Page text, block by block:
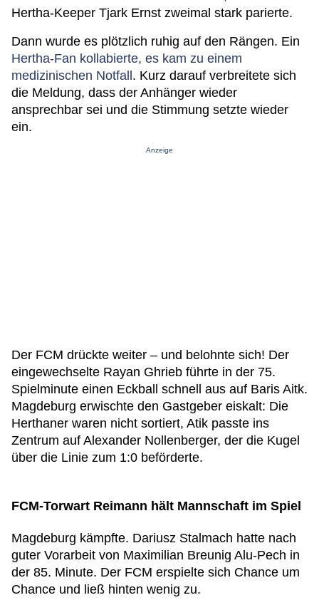
Hertha-Keeper Tjark Ernst zweimal stark parierte.
Dann wurde es plötzlich ruhig auf den Rängen. Ein
Hertha-Fan kollabierte, es kam zu einem
medizinischen Notfall . Kurz darauf verbreitete sich
die Meldung, dass der Anhänger wieder
ansprechbar sei und die Stimmung setzte wieder
ein.
Anzeige
Der FCM drückte weiter – und belohnte sich! Der
eingewechselte Rayan Ghrieb führte in der 75.
Spielminute einen Eckball schnell aus auf Baris Aitk.
Magdeburg erwischte den Gastgeber eiskalt: Die
Herthaner waren nicht sortiert, Atik passte ins
Zentrum auf Alexander Nollenberger, der die Kugel
über die Linie zum 1:0 beförderte.
FCM-Torwart Reimann hält Mannschaft im Spiel
Magdeburg kämpfte. Dariusz Stalmach hatte nach
guter Vorarbeit von Maximilian Breunig Alu-Pech in
der 85. Minute. Der FCM erspielte sich Chance um
Chance und ließ hinten wenig zu.